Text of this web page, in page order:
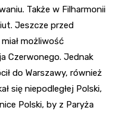
Także w Filharmonii
Jeszcze przed
możliwość
Czerwonego. Jednak
do Warszawy, również
się niepodległej Polski,
Polski, by z Paryża